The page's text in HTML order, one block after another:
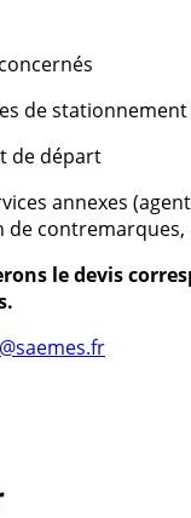
de
de départ
annexes
contremarques,
le devis